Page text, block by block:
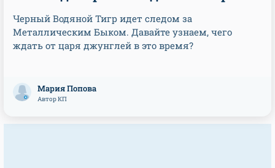
Черный Водяной Тигр идет следом за
Металлическим Быком. Давайте узнаем, чего
ждать от царя джунглей в это время?
Мария Попова
Автор КП